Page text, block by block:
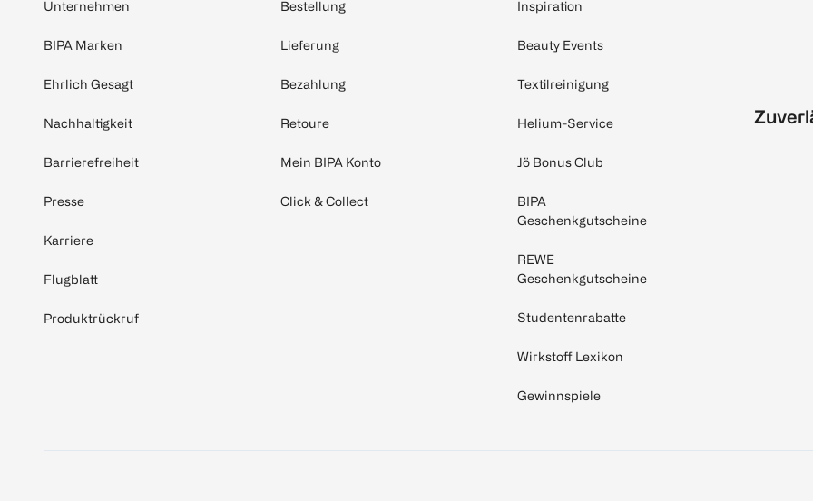
Unternehmen
BIPA Marken
Ehrlich Gesagt
Nachhaltigkeit
Barrierefreiheit
Presse
Karriere
Flugblatt
Produktrückruf
Bestellung
Lieferung
Bezahlung
Retoure
Mein BIPA Konto
Click & Collect
Inspiration
Beauty Events
Textilreinigung
Helium-Service
Jö Bonus Club
BIPA
Geschenkgutscheine
REWE
Geschenkgutscheine
Studentenrabatte
Wirkstoff Lexikon
Gewinnspiele